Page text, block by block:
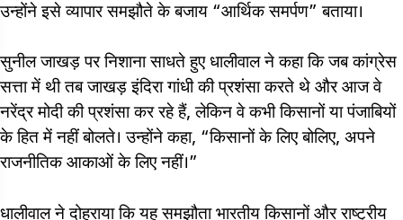
उन्होंने इसे व्यापार समझौते के बजाय “आर्थिक समर्पण” बताया।
सुनील जाखड़ पर निशाना साधते हुए धालीवाल ने कहा कि जब कांग्रेस
सत्ता में थी तब जाखड़ इंदिरा गांधी की प्रशंसा करते थे और आज वे
नरेंद्र मोदी की प्रशंसा कर रहे हैं, लेकिन वे कभी किसानों या पंजाबियों
के हित में नहीं बोलते। उन्होंने कहा, “किसानों के लिए बोलिए, अपने
राजनीतिक आकाओं के लिए नहीं।”
धालीवाल ने दोहराया कि यह समझौता भारतीय किसानों और राष्ट्रीय